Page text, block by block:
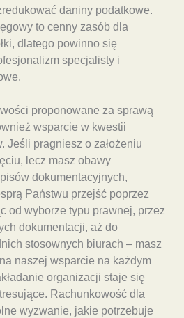
daniny podatkowe.
to cenny zasób dla
dlatego powinno się
specjalisty i
proponowane za sprawą
wsparcie w kwestii
Jeśli pragniesz o założeniu
lecz masz obawy
dokumentacyjnych,
Państwu przejść poprzez
od wyborze typu prawnej, przez
dokumentacji, aż do
stosownych biurach – masz
naszej wsparcie na każdym
organizacji staje się
Rachunkowość dla
wyzwanie, jakie potrzebuje